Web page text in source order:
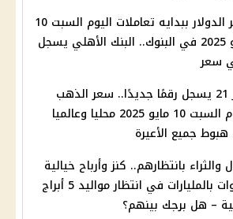
سعر الدولار ببدايه تعاملات اليوم السبت 10
مايو 2025 في البنوك.. البنك الأهلي يسجل
سعر
عيار 21 يسجل رقمًا جديدًا.. سعر الذهب
اليوم السبت 10 مايو 2025 محليا وعالميا
جميع الأعيرة
والثراء بانتظارهم.. كنز وأرباح خيالية
وثروات بالمليارات في انتظار مواليد 5 أبراج
– هل برجك بينهم؟